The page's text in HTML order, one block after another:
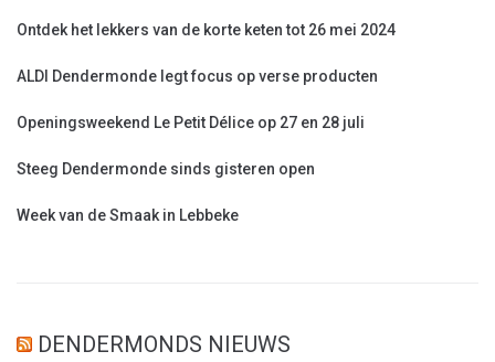
Ontdek het lekkers van de korte keten tot 26 mei 2024
ALDI Dendermonde legt focus op verse producten
Openingsweekend Le Petit Délice op 27 en 28 juli
Steeg Dendermonde sinds gisteren open
Week van de Smaak in Lebbeke
DENDERMONDS NIEUWS